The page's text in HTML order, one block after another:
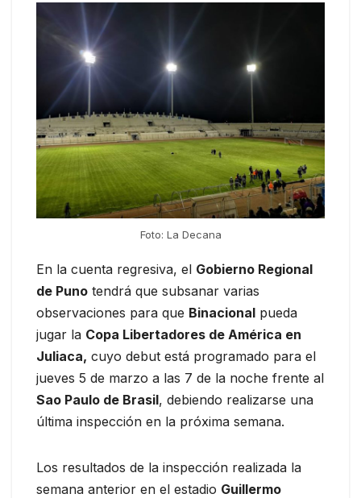
Foto: La Decana
En la cuenta regresiva, el Gobierno Regional
de Puno tendrá que subsanar varias
observaciones para que Binacional pueda
jugar la Copa Libertadores de América en
Juliaca, cuyo debut está programado para el
jueves 5 de marzo a las 7 de la noche frente al
Sao Paulo de Brasil, debiendo realizarse una
última inspección en la próxima semana.
Los resultados de la inspección realizada la
semana anterior en el estadio Guillermo